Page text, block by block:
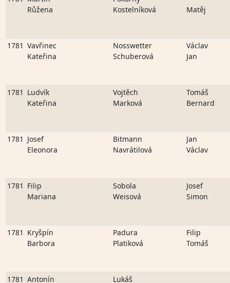
Růžena
Kostelníková
Matěj
1781 Vavřinec
Kateřina
Nosswetter
Schuberová
Václav
Jan
1781 Ludvík
Kateřina
Vojtěch
Marková
Tomáš
Bernard
1781 Josef
Eleonora
Bitmann
Navrátilová
Jan
Václav
1781 Filip
Mariana
Sobola
Weisová
Josef
Simon
1781 Kryšpín
Barbora
Padura
Platiková
Filip
Tomáš
1781 Antonín
Lukáš